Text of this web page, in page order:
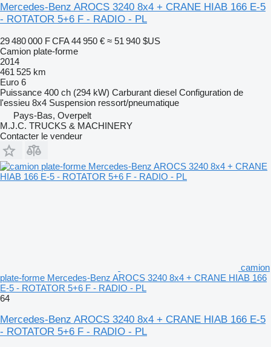
Mercedes-Benz AROCS 3240 8x4 + CRANE HIAB 166 E-5
- ROTATOR 5+6 F - RADIO - PL
29 480 000 F CFA 44 950 € ≈ 51 940 $US
Camion plate-forme
2014
461 525 km
Euro 6
Puissance 400 ch (294 kW) Carburant diesel Configuration de
l'essieu 8x4 Suspension ressort/pneumatique
Pays-Bas, Overpelt
M.J.C. TRUCKS & MACHINERY
Contacter le vendeur
camion
plate-forme Mercedes-Benz AROCS 3240 8x4 + CRANE HIAB 166
E-5 - ROTATOR 5+6 F - RADIO - PL
64
Mercedes-Benz AROCS 3240 8x4 + CRANE HIAB 166 E-5
- ROTATOR 5+6 F - RADIO - PL